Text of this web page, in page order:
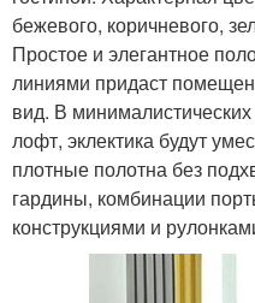
бежевого, коричневого,
Простое и элегантное
линиями придаст
вид. В минималистических
лофт, эклектика будут
плотные полотна без
гардины, комбинации
конструкциями и